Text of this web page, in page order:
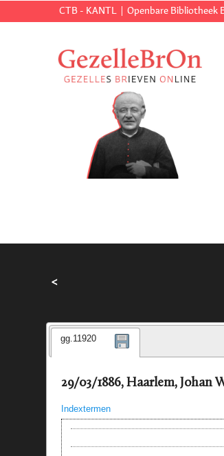
CTB - KANTL Openbare Bibliotheek
<
gg.11920
29/03/1886, Haarlem, Johan
Indextermen